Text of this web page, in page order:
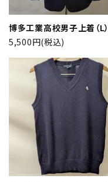
博多工業高校男子上着（L）
5,500円(税込)